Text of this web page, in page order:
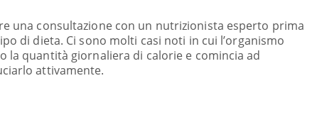
una consultazione con un nutrizionista esperto prima
di dieta. Ci sono molti casi noti in cui l’organismo
quantità giornaliera di calorie e comincia ad
attivamente.